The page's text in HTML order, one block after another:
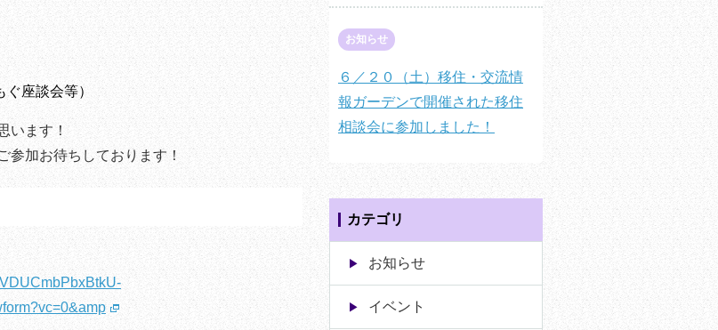
座談会等）
います！
参加お待ちしております！
お知らせ
６／２０（土）移住・交流情
報ガーデンで開催された移住
相談会に参加しました！
カテゴリ
お知らせ
イベント